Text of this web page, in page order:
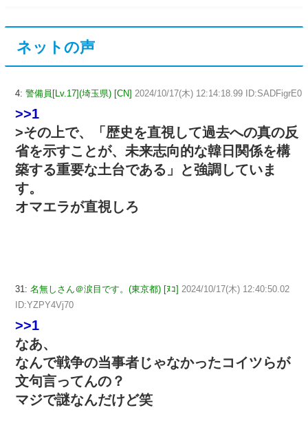
ネットの声
4: 警備員[Lv.17](埼玉県) [CN] 2024/10/17(木) 12:14:18.99 ID:SADFigrE0
>>1
>その上で、「歴史を直視して過去への真の反
省を示すことが、未来志向的な韓日関係を構
築する重要な土台である」と強調していま
す。
オマエラが直視しろ
31: 名無しさん＠涙目です。(東京都) [ﾇｺ] 2024/10/17(木) 12:40:50.02
ID:YZPY4Vj70
>>1
なあ、
なんで戦争の当事者じゃなかったコイツらが
文句言ってんの？
マジで謎なんだけど笑